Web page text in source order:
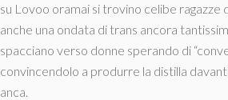
su Lovoo oramai si trovino celibe ragazze
anche una ondata di trans ancora
spacciano verso donne sperando di
convincendolo a produrre la distilla
anca.